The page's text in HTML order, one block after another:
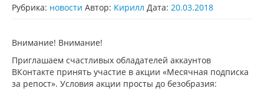
Рубрика: новости Автор: Кирилл Дата: 20.03.2018
Внимание! Внимание!
Приглашаем счастливых обладателей аккаунтов
ВКонтакте принять участие в акции «Месячная подписка
за репост». Условия акции просты до безобразия: